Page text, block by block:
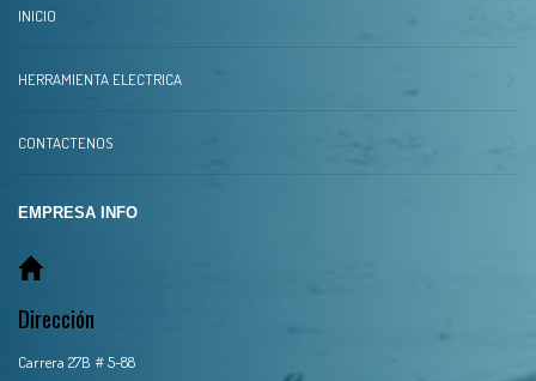
INICIO
HERRAMIENTA ELECTRICA
CONTACTENOS
EMPRESA INFO
Dirección
Carrera 27B # 5-88